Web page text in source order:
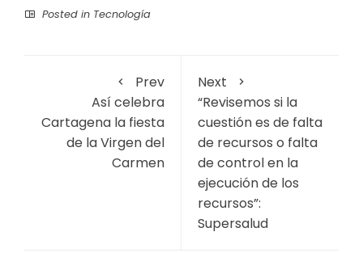
Posted in Tecnología
Prev
Así celebra
Cartagena la fiesta
de la Virgen del
Carmen
Next
“Revisemos si la
cuestión es de falta
de recursos o falta
de control en la
ejecución de los
recursos”:
Supersalud